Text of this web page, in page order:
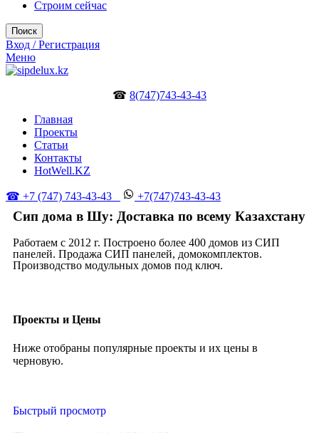
Строим сейчас
Поиск
Вход / Регистрация
Меню
☎ 8(747)743-43-43
Главная
Проекты
Статьи
Контакты
HotWell.KZ
☎ +7 (747) 743-43-43 +7(747)743-43-43
Сип дома в Шу: Доставка по всему Казахстану
Работаем с 2012 г. Построено более 400 домов из СИП
панелей. Продажа СИП панелей, домокомплектов.
Производство модульных домов под ключ.
Проекты и Цены
Ниже отобраны популярные проекты и их цены в
черновую.
Быстрый просмотр